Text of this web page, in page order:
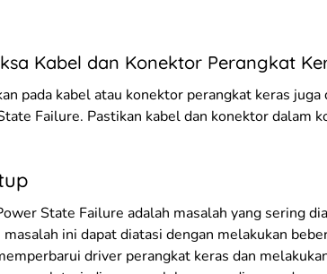
Kabel dan Konektor Perangkat
pada kabel atau konektor perangkat keras
Failure. Pastikan kabel dan konektor dalam
State Failure adalah masalah yang sering
masalah ini dapat diatasi dengan melakukan
driver perangkat keras dan